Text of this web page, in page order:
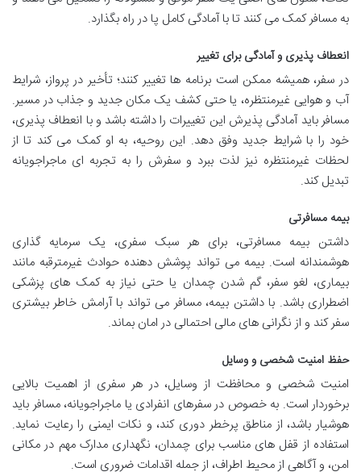
به مسافر کمک می کنند تا با آمادگی کامل پا در راه بگذارد.
انعطاف پذیری و آمادگی برای تغییر
در سفر، همیشه ممکن است برنامه ها تغییر کنند؛ تأخیر در پرواز، شرایط
آب و هوایی غیرمنتظره، یا حتی کشف یک مکان جدید و جذاب در مسیر.
مسافر باید آمادگی پذیرش این تغییرات را داشته باشد و با انعطاف پذیری،
خود را با شرایط جدید وفق دهد. این روحیه، به او کمک می کند تا از
لحظات غیرمنتظره نیز لذت ببرد و سفرش را به تجربه ای ماجراجویانه
تبدیل کند.
بیمه مسافرتی
داشتن بیمه مسافرتی، برای هر سبک سفری، یک سرمایه گذاری
هوشمندانه است. بیمه می تواند پوشش دهنده حوادث غیرمترقبه مانند
بیماری، لغو سفر، گم شدن چمدان یا حتی نیاز به کمک های پزشکی
اضطراری باشد. با داشتن بیمه، مسافر می تواند با آرامش خاطر بیشتری
سفر کند و از نگرانی های مالی احتمالی در امان بماند.
حفظ امنیت شخصی و وسایل
امنیت شخصی و محافظت از وسایل، در هر سفری از اهمیت بالایی
برخوردار است. به خصوص در سفرهای انفرادی یا ماجراجویانه، مسافر باید
هوشیار باشد، از مناطق پرخطر دوری کند، و نکات ایمنی را رعایت نماید.
استفاده از قفل های مناسب برای چمدان، نگهداری مدارک مهم در مکانی
امن، و آگاهی از محیط اطراف، از جمله اقدامات ضروری است.